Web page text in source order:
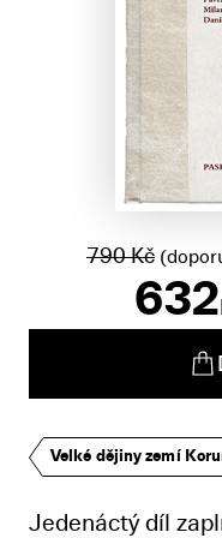
Velké dějiny zemí
Jedenáctý díl
632
790Kč